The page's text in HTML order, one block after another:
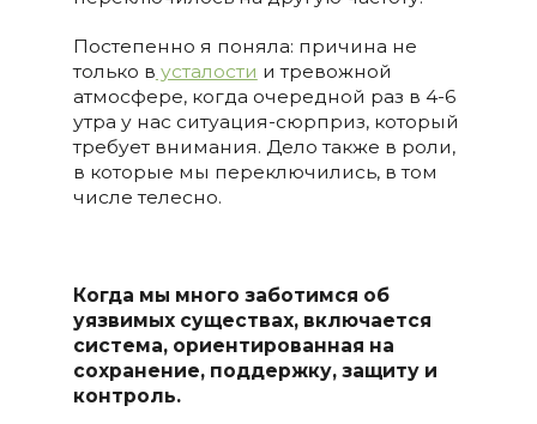
Постепенно я поняла: причина не
только в усталости и тревожной
атмосфере, когда очередной раз в 4-6
утра у нас ситуация-сюрприз, который
требует внимания. Дело также в роли,
в которые мы переключились, в том
числе телесно.
Когда мы много заботимся об
уязвимых существах, включается
система, ориентированная на
сохранение, поддержку, защиту и
контроль.